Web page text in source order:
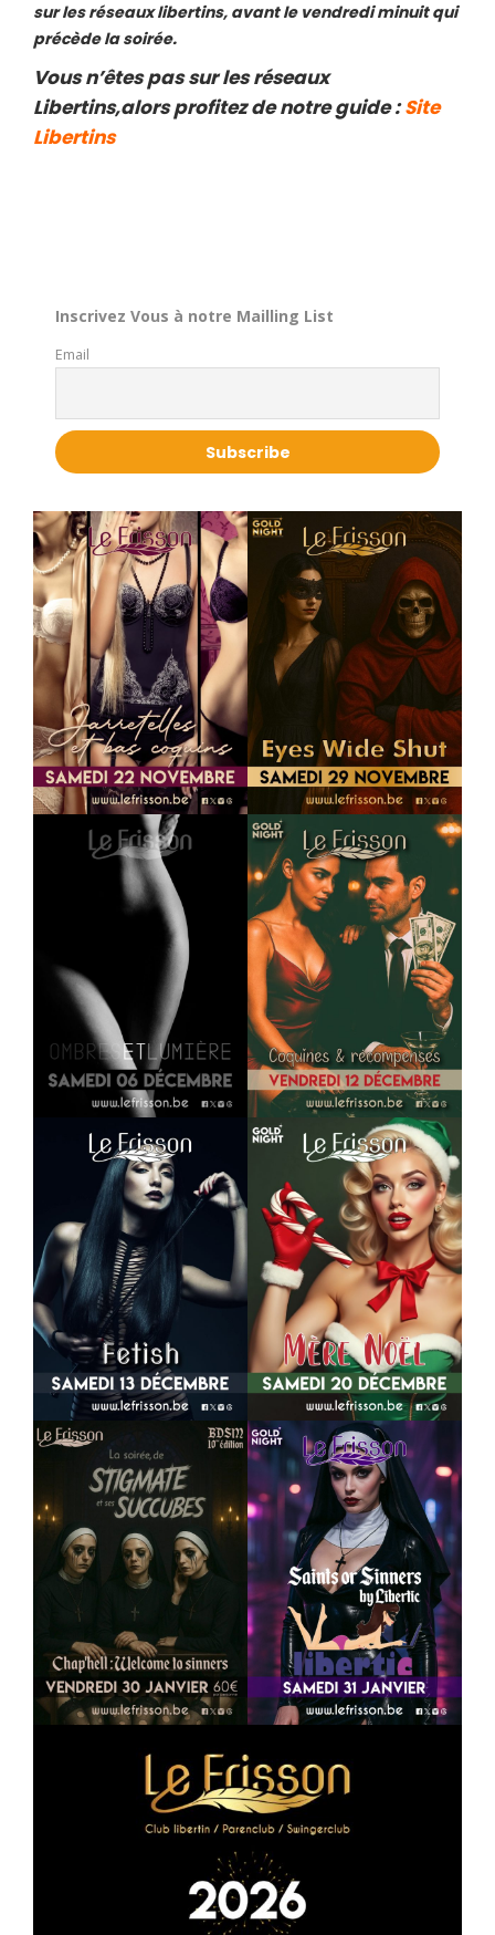
sur les réseaux libertins, avant le vendredi minuit qui
précède la soirée.
Vous n’êtes pas sur les réseaux
Libertins,alors profitez de notre guide :Site
Libertins
Inscrivez Vous à notre Mailling List
Email